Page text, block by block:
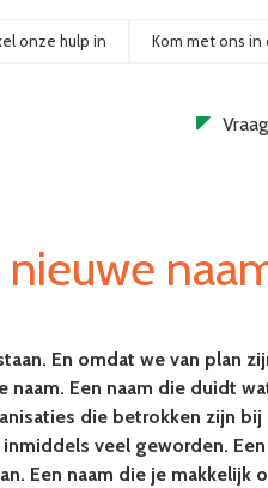
onze hulp in Kom met ons in
En omdat we van plan
Een naam die duidt
die betrokken zijn bij
veel geworden.
Een naam die je makkelijk